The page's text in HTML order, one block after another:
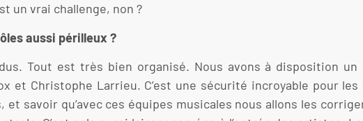
un vrai challenge, non ?
aussi périlleux ?
Tout est très bien organisé. Nous avons à disposition
et Christophe Larrieu. C’est une sécurité incroyable pour les
savoir qu’avec ces équipes musicales nous allons les